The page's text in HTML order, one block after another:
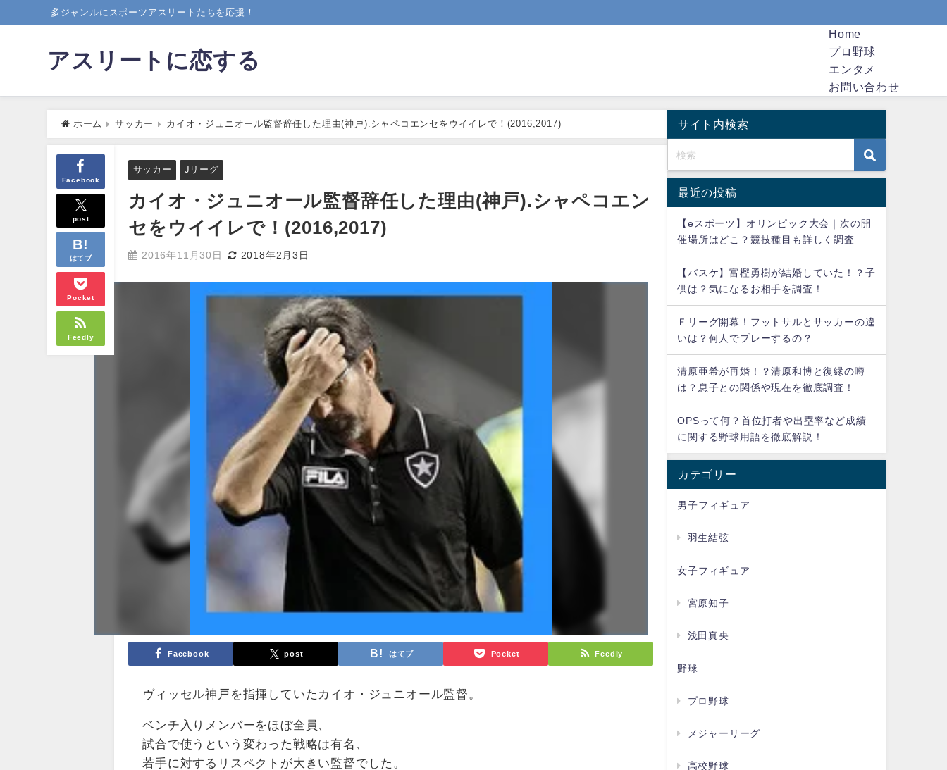
多ジャンルにスポーツアスリートたちを応援！
アスリートに恋する
Home
プロ野球
エンタメ
お問い合わせ
ホーム サッカー カイオ・ジュニオール監督辞任した理由(神戸).シャペコエンセをウイイレで！(2016,2017)
Facebook
post
はてブ
Pocket
Feedly
サッカー Jリーグ
カイオ・ジュニオール監督辞任した理由(神戸).シャペコエン
セをウイイレで！(2016,2017)
2016年11月30日 2018年2月3日
Facebook post はてブ Pocket Feedly
ヴィッセル神戸を指揮していたカイオ・ジュニオール監督。
ベンチ入りメンバーをほぼ全員、
試合で使うという変わった戦略は有名、
若手に対するリスペクトが大きい監督でした。
サイト内検索
最近の投稿
【eスポーツ】オリンピック大会｜次の開
催場所はどこ？競技種目も詳しく調査
【バスケ】富樫勇樹が結婚していた！？子
供は？気になるお相手を調査！
Ｆリーグ開幕！フットサルとサッカーの違
いは？何人でプレーするの？
清原亜希が再婚！？清原和博と復縁の噂
は？息子との関係や現在を徹底調査！
OPSって何？首位打者や出塁率など成績
に関する野球用語を徹底解説！
カテゴリー
男子フィギュア
羽生結弦
女子フィギュア
宮原知子
浅田真央
野球
プロ野球
メジャーリーグ
高校野球